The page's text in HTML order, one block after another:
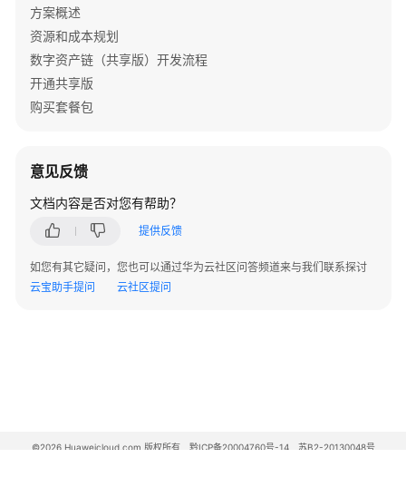
文
档
下
载
参
术
语
服
方案概述
资源和成本规划
数字资产链（共享版）开发流程
开通共享版
购买套餐包
意见反馈
文档内容是否对您有帮助？
提供反馈
如您有其它疑问，您也可以通过华为云社区问答频道来与我们联系探讨
云宝助手提问
云社区提问
©2026 Huaweicloud.com 版权所有 黔ICP备20004760号-14
苏B2-20130048号